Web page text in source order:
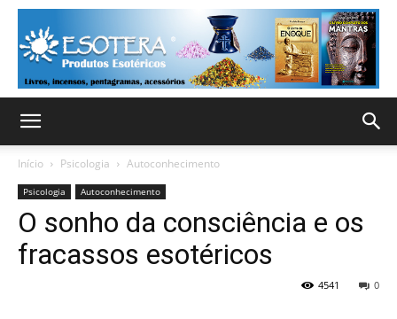
Início Psicologia Autoconhecimento
Psicologia Autoconhecimento
O sonho da consciência e os
fracassos esotéricos
0
4541